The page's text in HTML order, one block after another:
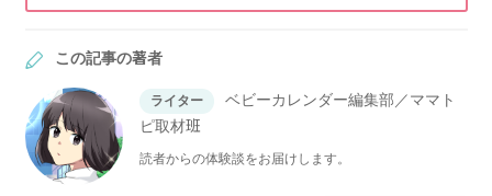
この記事の著者
ライター
ベビーカレンダー編集部／ママト
ピ取材班
読者からの体験談をお届けします。